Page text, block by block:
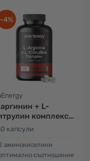
-4%
+ L-
комплекс
мг
капсули
аминокиселини
съотношение